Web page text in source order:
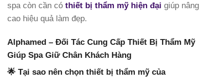
spa còn cần có thiết bị thẩm mỹ hiện đại giúp nâng
cao hiệu quả làm đẹp.
Alphamed – Đối Tác Cung Cấp Thiết Bị Thẩm Mỹ
Giúp Spa Giữ Chân Khách Hàng
🌟 Tại sao nên chọn thiết bị thẩm mỹ của